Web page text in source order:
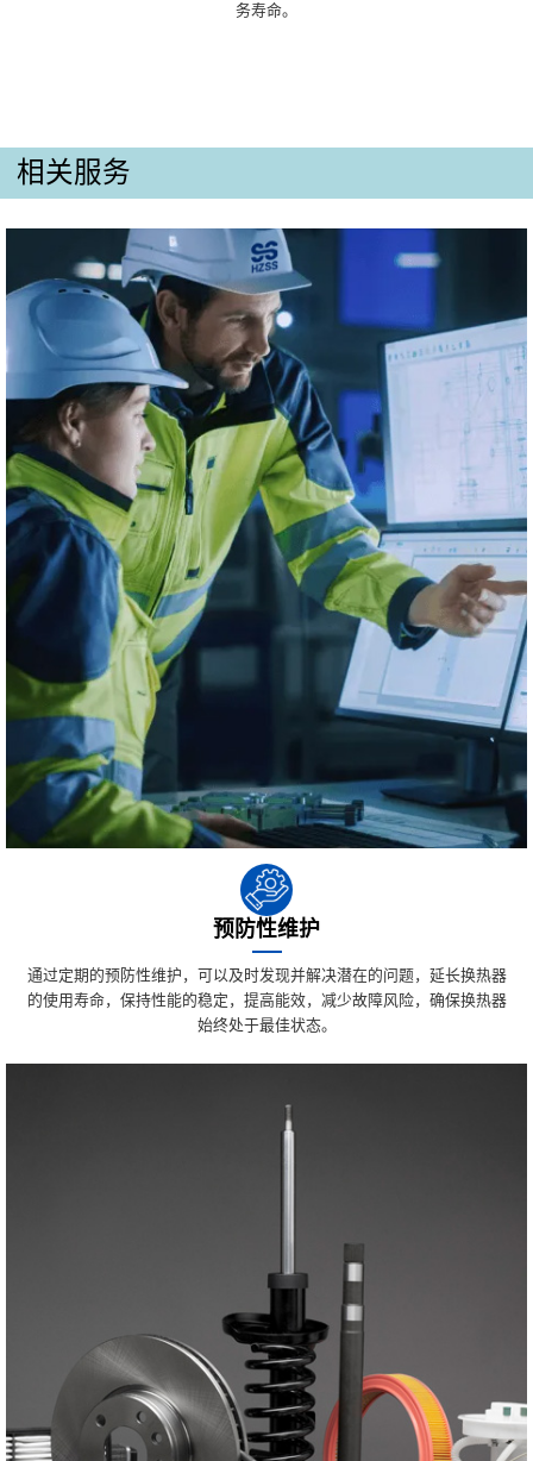
务寿命。
相关服务
预防性维护
通过定期的预防性维护，可以及时发现并解决潜在的问题，延长换热器
的使用寿命，保持性能的稳定，提高能效，减少故障风险，确保换热器
始终处于最佳状态。